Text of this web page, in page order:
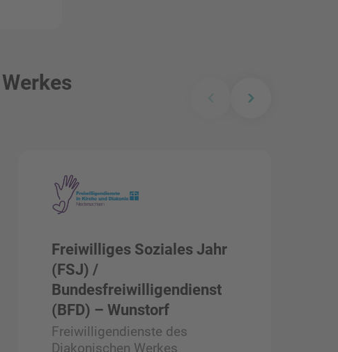
Freiwilliges Soziales Jahr
(FSJ) /
Bundesfreiwilligendienst
(BFD) – Wunstorf
Freiwilligendienste des
Diakonischen Werkes